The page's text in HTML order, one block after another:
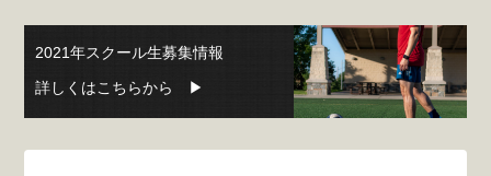
2021年スクール生募集情報
詳しくはこちらから ▶︎